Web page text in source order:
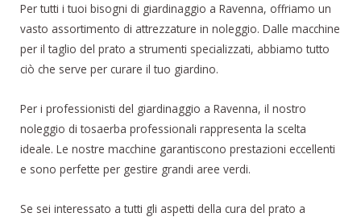
Per tutti i tuoi bisogni di giardinaggio a Ravenna, offriamo un
vasto assortimento di attrezzature in noleggio. Dalle macchine
per il taglio del prato a strumenti specializzati, abbiamo tutto
ciò che serve per curare il tuo giardino.
Per i professionisti del giardinaggio a Ravenna, il nostro
noleggio di tosaerba professionali rappresenta la scelta
ideale. Le nostre macchine garantiscono prestazioni eccellenti
e sono perfette per gestire grandi aree verdi.
Se sei interessato a tutti gli aspetti della cura del prato a